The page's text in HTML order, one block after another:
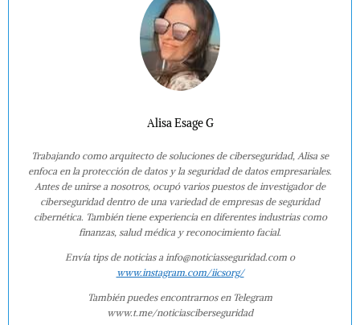
Alisa Esage G
Trabajando como arquitecto de soluciones de ciberseguridad, Alisa se
enfoca en la protección de datos y la seguridad de datos empresariales.
Antes de unirse a nosotros, ocupó varios puestos de investigador de
ciberseguridad dentro de una variedad de empresas de seguridad
cibernética. También tiene experiencia en diferentes industrias como
finanzas, salud médica y reconocimiento facial.
Envía tips de noticias a info@noticiasseguridad.com o
www.instagram.com/iicsorg/
También puedes encontrarnos en Telegram
www.t.me/noticiasciberseguridad